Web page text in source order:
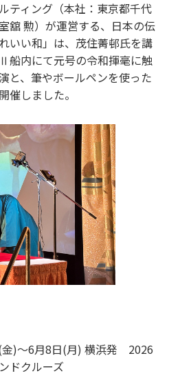
ティング（本社：東京都千代
舘 勲）が運営する、日本の伝
いい和」は、茂住菁邨氏を講
船内にて元号の令和揮毫に触
と、筆やボールペンを使った
催しました。
金)～6月8日(月) 横浜発 2026
ドクルーズ